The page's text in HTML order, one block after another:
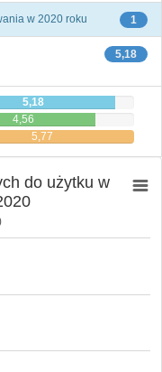
1
w 2020 roku
5,18
5,18
4,56
5,77
do użytku w